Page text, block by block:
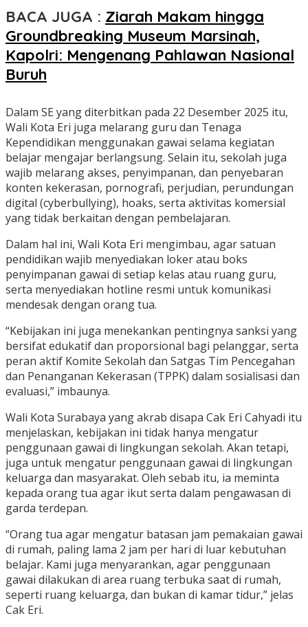
BACA JUGA : Ziarah Makam hingga
Groundbreaking Museum Marsinah,
Kapolri: Mengenang Pahlawan Nasional
Buruh
Dalam SE yang diterbitkan pada 22 Desember 2025 itu,
Wali Kota Eri juga melarang guru dan Tenaga
Kependidikan menggunakan gawai selama kegiatan
belajar mengajar berlangsung. Selain itu, sekolah juga
wajib melarang akses, penyimpanan, dan penyebaran
konten kekerasan, pornografi, perjudian, perundungan
digital (cyberbullying), hoaks, serta aktivitas komersial
yang tidak berkaitan dengan pembelajaran.
Dalam hal ini, Wali Kota Eri mengimbau, agar satuan
pendidikan wajib menyediakan loker atau boks
penyimpanan gawai di setiap kelas atau ruang guru,
serta menyediakan hotline resmi untuk komunikasi
mendesak dengan orang tua.
“Kebijakan ini juga menekankan pentingnya sanksi yang
bersifat edukatif dan proporsional bagi pelanggar, serta
peran aktif Komite Sekolah dan Satgas Tim Pencegahan
dan Penanganan Kekerasan (TPPK) dalam sosialisasi dan
evaluasi,” imbaunya.
Wali Kota Surabaya yang akrab disapa Cak Eri Cahyadi itu
menjelaskan, kebijakan ini tidak hanya mengatur
penggunaan gawai di lingkungan sekolah. Akan tetapi,
juga untuk mengatur penggunaan gawai di lingkungan
keluarga dan masyarakat. Oleh sebab itu, ia meminta
kepada orang tua agar ikut serta dalam pengawasan di
garda terdepan.
“Orang tua agar mengatur batasan jam pemakaian gawai
di rumah, paling lama 2 jam per hari di luar kebutuhan
belajar. Kami juga menyarankan, agar penggunaan
gawai dilakukan di area ruang terbuka saat di rumah,
seperti ruang keluarga, dan bukan di kamar tidur,” jelas
Cak Eri.